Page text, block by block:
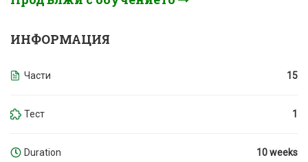
ИНФОРМАЦИЯ
Части 15
Тест 1
Duration 10 weeks